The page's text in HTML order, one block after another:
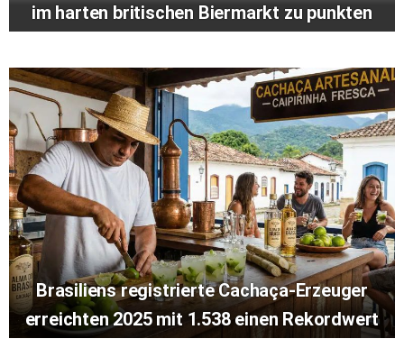
im harten britischen Biermarkt zu punkten
Brasiliens registrierte Cachaça-Erzeuger
erreichten 2025 mit 1.538 einen Rekordwert